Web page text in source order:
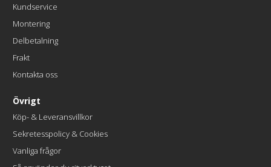
Kundservice
Montering
Delbetalning
Frakt
Kontakta oss
Övrigt
Köp- & Leveransvillkor
Sekretesspolicy & Cookies
Vanliga frågor